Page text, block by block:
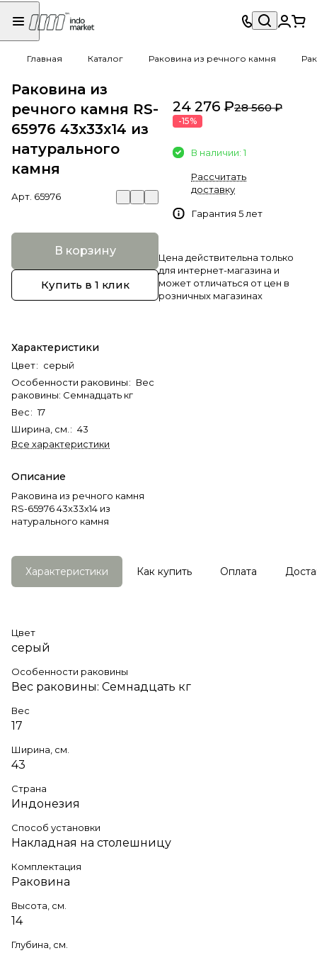
Главная Каталог Раковина из речного камня
Раковина из
речного камня RS-
65976 43х33х14 из
натурального
камня
Арт. 65976
В корзину
Купить в 1 клик
Характеристики
Цвет: серый
Особенности раковины: Вес
раковины: Семнадцать кг
Вес: 17
Ширина, см. : 43
Все характеристики
Описание
Раковина из речного камня
RS-65976 43х33х14 из
натурального камня
24 276 ₽28 560 ₽
-15%
В наличии: 1
Рассчитать
доставку
Гарантия 5 лет
Цена действительна только
для интернет-магазина и
может отличаться от цен в
розничных магазинах
Характеристики Как купить Оплата
Цвет
серый
Особенности раковины
Вес раковины: Семнадцать кг
Вес
17
Ширина, см.
43
Страна
Индонезия
Способ установки
Накладная на столешницу
Комплектация
Раковина
Высота, см.
14
Глубина, см.